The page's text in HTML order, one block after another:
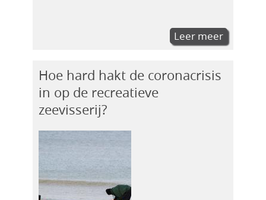
Leer meer
Hoe hard hakt de coronacrisis
in op de recreatieve
zeevisserij?